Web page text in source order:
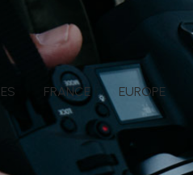
FRANCE EUROPE